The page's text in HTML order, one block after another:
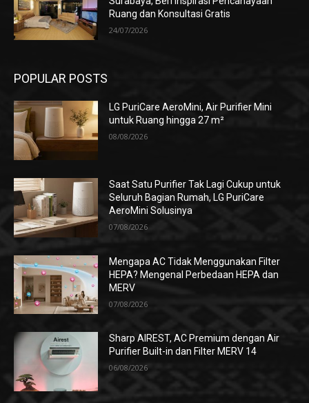
Ruang dan Konsultasi Gratis
24/07/2026
POPULAR POSTS
LG PuriCare AeroMini, Air Purifier Mini
untuk Ruang hingga 27 m²
08/08/2026
Saat Satu Purifier Tak Lagi Cukup untuk
Seluruh Bagian Rumah, LG PuriCare
AeroMini Solusinya
07/08/2026
Mengapa AC Tidak Menggunakan Filter
HEPA? Mengenal Perbedaan HEPA dan
MERV
07/08/2026
Sharp AIREST, AC Premium dengan Air
Purifier Built-in dan Filter MERV 14
06/08/2026